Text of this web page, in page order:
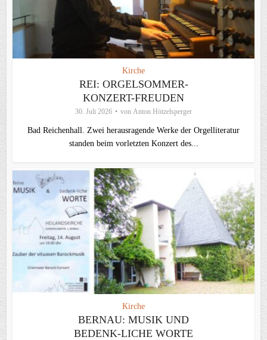
Kirche
REI: ORGELSOMMER-
KONZERT-FREUDEN
30. Juli 2026 von Anton Hötzelsperger
Bad Reichenhall. Zwei herausragende Werke der Orgelliteratur
standen beim vorletzten Konzert des...
Kirche
BERNAU: MUSIK UND
BEDENK-LICHE WORTE